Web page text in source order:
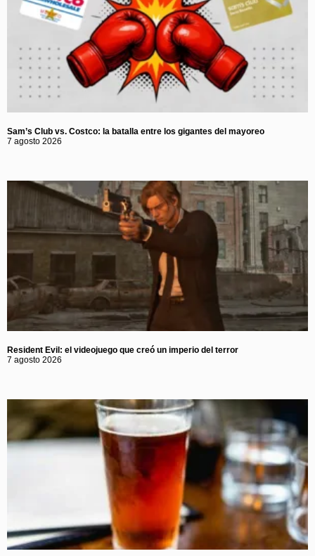
Sam’s Club vs. Costco: la batalla entre los gigantes del mayoreo
7 agosto 2026
Resident Evil: el videojuego que creó un imperio del terror
7 agosto 2026